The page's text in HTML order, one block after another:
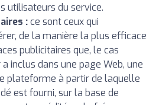
utilisateurs du service.
:ce sont ceux qui
de la manière la plus efficace
publicitaires que, le cas
inclus dans une page Web, une
plateforme à partir de laquelle
est fourni, sur la base de